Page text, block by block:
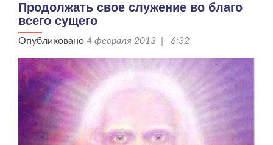
Продолжать свое служение во благо
всего сущего
Опубликовано 4 февраля 2013 | 6:32